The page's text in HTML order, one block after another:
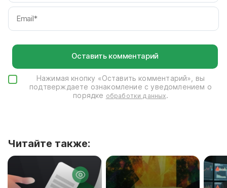
Нажимая кнопку «Оставить комментарий», вы
подтверждаете ознакомление с уведомлением о
порядке обработки данных.
Читайте также: